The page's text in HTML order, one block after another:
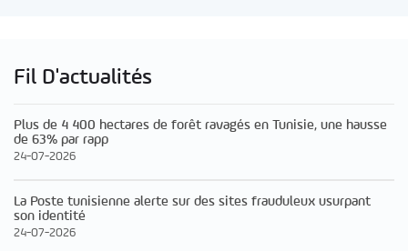
Fil D'actualités
Plus de 4 400 hectares de forêt ravagés en Tunisie, une hausse
de 63% par rapp
24-07-2026
La Poste tunisienne alerte sur des sites frauduleux usurpant
son identité
24-07-2026